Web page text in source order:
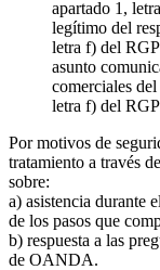
apartado 1,
legítimo del
letra f) del
asunto
comerciales
letra f) del
Por motivos de
tratamiento a través
sobre:
a) asistencia durante
de los pasos que
b) respuesta a las
de OANDA.